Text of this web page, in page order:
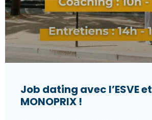
Job dating avec l’ESVE et
MONOPRIX !